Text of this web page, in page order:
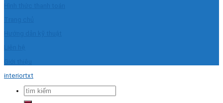
interiortxt
Tìm
kiếm: